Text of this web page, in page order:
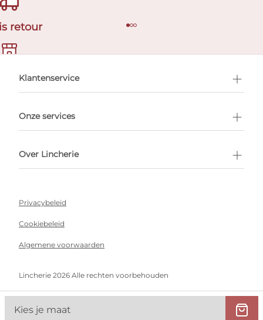
Kies je maat
retour
afspraak
Klantenservice
Onze services
Over Lincherie
Privacybeleid
Cookiebeleid
Algemene voorwaarden
Lincherie 2026 Alle rechten voorbehouden